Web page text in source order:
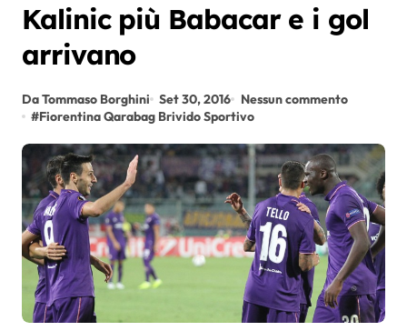
Kalinic più Babacar e i gol
arrivano
Da Tommaso Borghini Set 30, 2016
Nessun commento
#Fiorentina Qarabag Brivido Sportivo